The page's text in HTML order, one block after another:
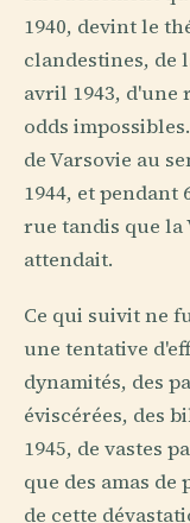
1940, devint le
clandestines, de
avril 1943, d'une
odds
de Varsovie au
1944, et
rue tandis que la
attendait.
Ce qui suivit ne
une tentative
dynamités, des
éviscérées, des
1945, de vastes
que des amas
de cette